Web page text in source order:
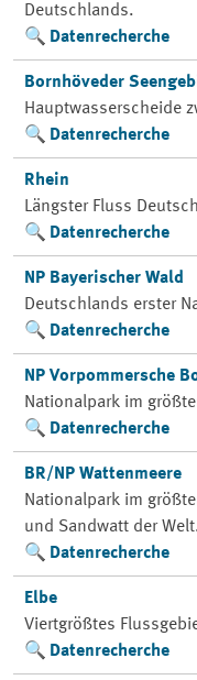
Deutschlands.
Datenrecherche
Bornhöveder
Hauptwasserscheide
Datenrecherche
Rhein
Längster Fluss
Datenrecherche
NP Bayerischer Wald
Deutschlands erster
Datenrecherche
NP Vorpommersche
Nationalpark im
Datenrecherche
BR/NP Wattenmeere
Nationalpark im
und Sandwatt der
Datenrecherche
Elbe
Viertgrößtes
Datenrecherche